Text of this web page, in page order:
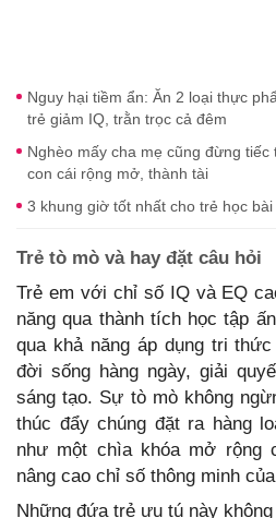
Nguy hại tiềm ẩn: Ăn 2 loại thực
trẻ giảm IQ, trằn trọc cả đêm
Nghèo mấy cha mẹ cũng đừng
con cái rộng mở, thành tài
3 khung giờ tốt nhất cho trẻ học
Trẻ tò mò và hay đặt câu hỏi
Trẻ em với chỉ số IQ và EQ
năng qua thành tích học tập
qua khả năng áp dụng tri
đời sống hàng ngày, giải
sáng tạo. Sự tò mò không
thúc đẩy chúng đặt ra hàng
như một chìa khóa mở
nâng cao chỉ số thông minh
Những đứa trẻ ưu tú này